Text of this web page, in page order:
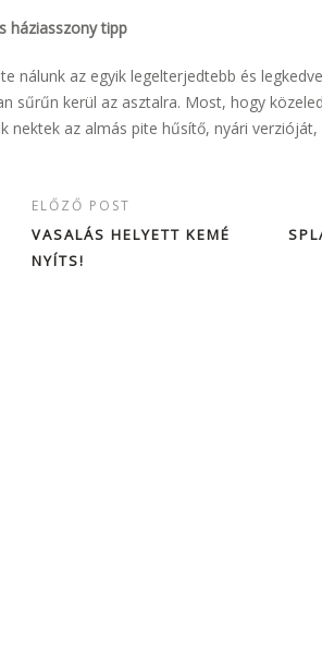
háziasszony tipp
nálunk az egyik legelterjedtebb és
sűrűn kerül az asztalra. Most, hogy
nektek az almás pite hűsítő, nyári verzióját,
ELŐZŐ POST
VASALÁS HELYETT KEMÉ
NYÍTS!